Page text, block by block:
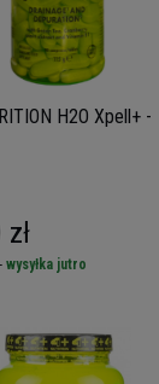
H2O Xpell+ -
wysyłka jutro